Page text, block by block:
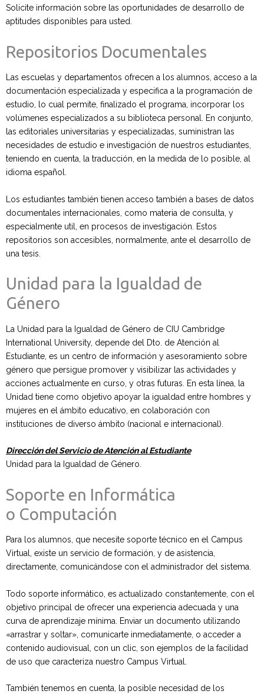
Solicite información sobre las oportunidades de desarrollo de
aptitudes disponibles para usted.
Repositorios Documentales
Las escuelas y departamentos ofrecen a los alumnos, acceso a la
documentación especializada y especifica a la programación de
estudio, lo cual permite, finalizado el programa, incorporar los
volúmenes especializados a su biblioteca personal. En conjunto,
las editoriales universitarias y especializadas, suministran las
necesidades de estudio e investigación de nuestros estudiantes,
teniendo en cuenta, la traducción, en la medida de lo posible, al
idioma español.
Los estudiantes también tienen acceso también a bases de datos
documentales internacionales, como materia de consulta, y
especialmente util, en procesos de investigación. Estos
repositorios son accesibles, normalmente, ante el desarrollo de
una tesis.
Unidad para la Igualdad de
Género
La Unidad para la Igualdad de Género de CIU Cambridge
International University, depende del Dto. de Atención al
Estudiante, es un centro de información y asesoramiento sobre
género que persigue promover y visibilizar las actividades y
acciones actualmente en curso, y otras futuras. En esta línea, la
Unidad tiene como objetivo apoyar la igualdad entre hombres y
mujeres en el ámbito educativo, en colaboración con
instituciones de diverso ámbito (nacional e internacional).
Dirección del Servicio de Atención al Estudiante
Unidad para la Igualdad de Género.
Soporte en Informática
o Computación
Para los alumnos, que necesite soporte técnico en el Campus
Virtual, existe un servicio de formación, y de asistencia,
directamente, comunicándose con el administrador del sistema.
Todo soporte informático, es actualizado constantemente, con el
objetivo principal de ofrecer una experiencia adecuada y una
curva de aprendizaje mínima. Enviar un documento utilizando
«arrastrar y soltar», comunicarte inmediatamente, o acceder a
contenido audiovisual, con un clic, son ejemplos de la facilidad
de uso que caracteriza nuestro Campus Virtual.
También tenemos en cuenta, la posible necesidad de los